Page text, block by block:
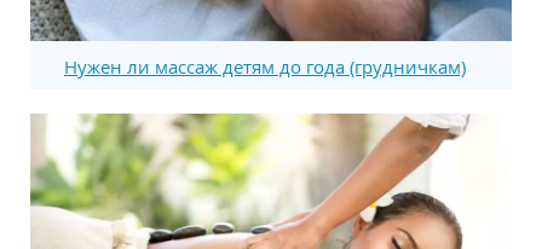
Нужен ли массаж детям до года (грудничкам)